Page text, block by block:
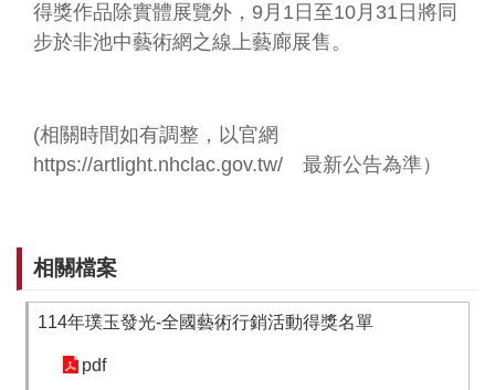
訊
得獎作品除實體展覽外，9月1日至10月31日將同
步於非池中藝術網之線上藝廊展售。
(相關時間如有調整，以官網
https://artlight.nhclac.gov.tw/ 最新公告為準）
相關檔案
114年璞玉發光-全國藝術行銷活動得獎名單
pdf